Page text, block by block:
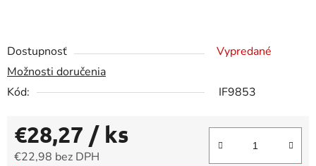
Dostupnosť
Vypredané
Možnosti doručenia
Kód:
IF9853
€28,27 / ks
€22,98 bez DPH